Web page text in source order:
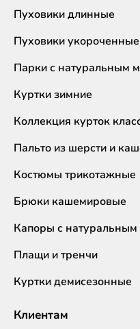
Пуховики длинные
Пуховики укороченные
Парки с натуральным
Куртки зимние
Коллекция курток
Пальто из шерсти и
Костюмы трикотажные
Брюки кашемировые
Капоры с
Плащи и тренчи
Куртки демисезонные
Клиентам